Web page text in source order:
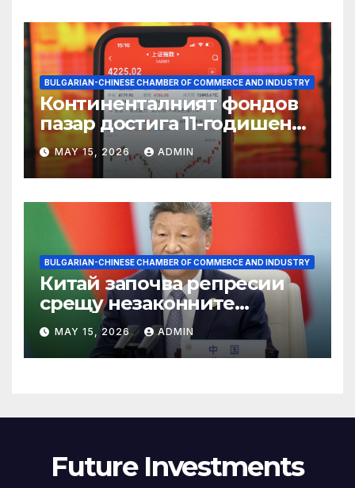
BULGARIAN-CHINESE CHAMBER OF COMMERCE AND INDUSTRY
Континенталният фондов
пазар достига 11-годишен
връх
MAY 15, 2026 ADMIN
BULGARIAN-CHINESE CHAMBER OF COMMERCE AND INDUSTRY
Китай започва репресии
срещу незаконните
практики в сектора на TCM
MAY 15, 2026 ADMIN
Future Investments